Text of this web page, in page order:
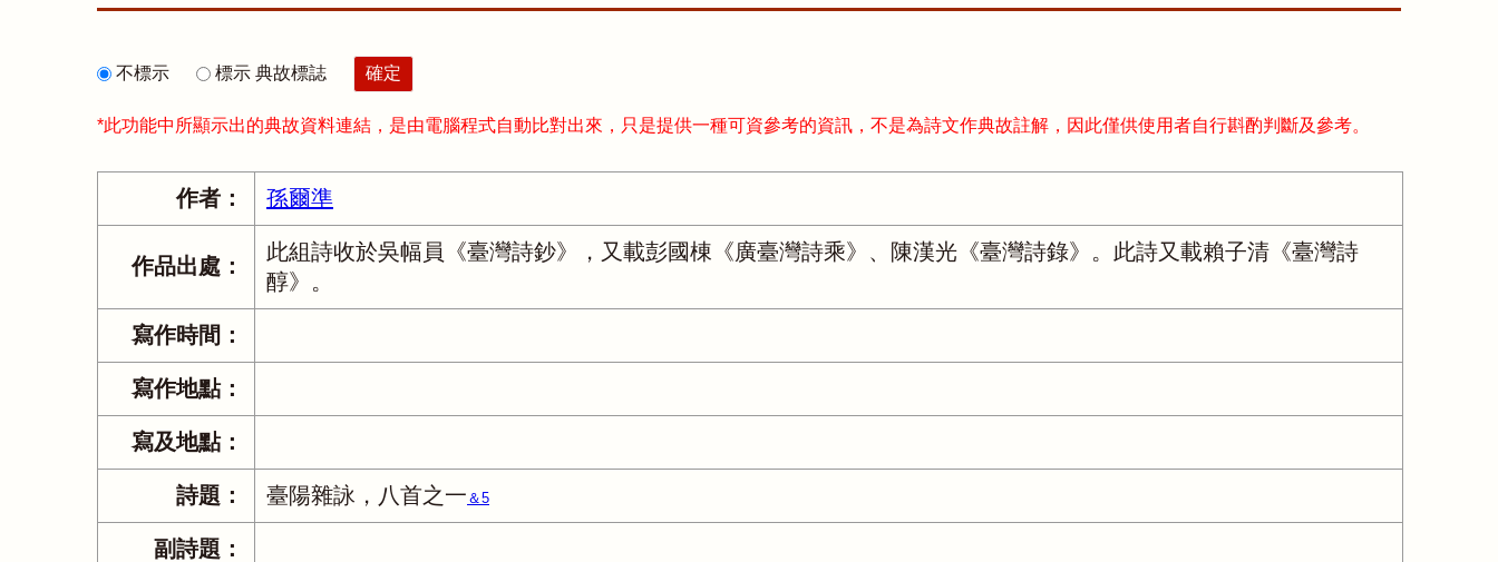
不標示 標示 典故標誌
*此功能中所顯示出的典故資料連結，是由電腦程式自動比對出來，只是提供一種可資參考的資訊，不是為詩文作典故註解，因此僅供使用者自行斟酌判斷及參考。
作者： 孫爾準
作品出處：
此組詩收於吳幅員《臺灣詩鈔》，又載彭國棟《廣臺灣詩乘》、陳漢光《臺灣詩錄》。此詩又載賴子清《臺灣詩
醇》。
寫作時間：
寫作地點：
寫及地點：
詩題： 臺陽雜詠，八首之一 ＆5
副詩題：